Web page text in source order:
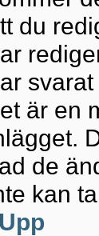
du
är en
de
kan
Upp